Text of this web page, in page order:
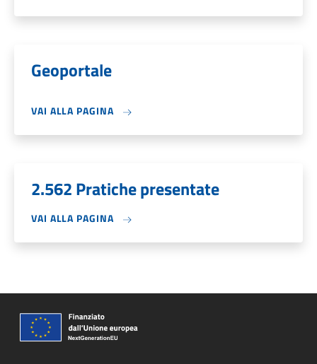
Geoportale
VAI ALLA PAGINA
2.562 Pratiche presentate
VAI ALLA PAGINA